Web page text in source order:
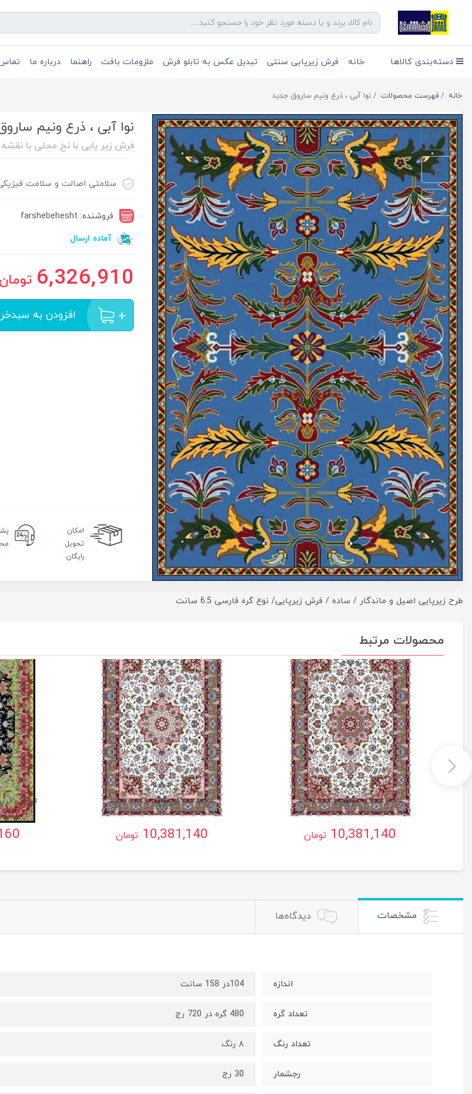
دسته‌بندی کالاها خانه فرش زیرپایی سنتی تبدیل عکس به تابلو فرش ملزومات بافت راهنما درباره ما
خانه فهرست محصولات نوا آبی ، ذرع ونیم ساروق جدید
نوا آبی ، ذرع ونیم
فرش زیر پایی با نخ محلی با
سلامتی اصالت و سلامت
فروشنده: farshebehesht
آماده ارسال
6,326,910 تومان
افزودن به
امکان
تحویل
رایگان
طرح زیرپایی اصیل و ماندگار / ساده / فرش زیرپایی/ نوع گره فارسی 6.5 سانت
محصولات مرتبط
ریتا کد ۲ ساروق ،اراک
10,381,140 تومان
ریتا، ساروق ،اراک ،ذرع و نیم
10,381,140 تومان
لچک و
مشخصات دیدگاه‌ها
اندازه 104در 158 سانت
تعداد گره 480 گره در 720 رج
تعداد رنگ ۸ رنگ
رجشمار 30 رج